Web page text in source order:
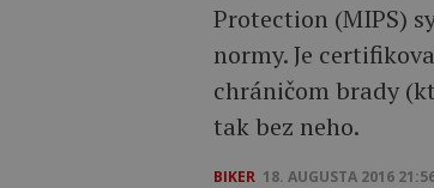
Protection (MIPS)
normy. Je
chráničom brady
tak bez neho.
BIKER 18. AUGUSTA 2016